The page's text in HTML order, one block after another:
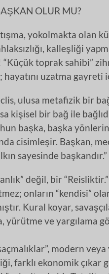
OLUR MU?
yokolmakta olan
kalleşliği
“Küçük toprak sahibi”
uzatma gayreti
ulusa metafizik bir
kişisel bir bağ ile
başka, başka
cisimleşir. Başkan,
sayesinde başkandır.”
değil, bir
onların “kendisi”
Kural koyar,
yürütme ve yargılama
modern
farklı ekonomik çıkar